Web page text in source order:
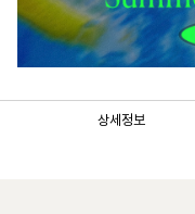
상세정보